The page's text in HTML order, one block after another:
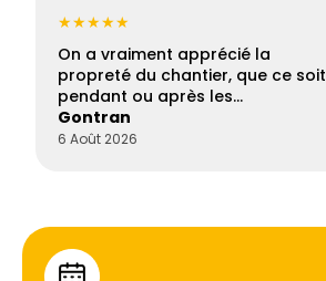
★★★★★
On a vraiment apprécié la
propreté du chantier, que ce soit
pendant ou après les…
Gontran
6 Août 2026